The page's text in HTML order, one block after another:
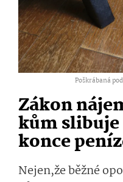
Poškrábaná
Zákon
kůmslibuje
konce
Nejen,že běžné